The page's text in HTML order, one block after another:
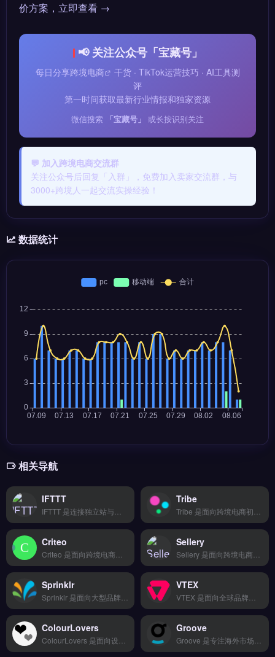
价方案，立即查看 →
📢 关注公众号「宝藏号」
每日分享跨境电商
干货 · TikTok运营技巧 · AI工具测
评
第一时间获取最新行业情报和独家资源
微信搜索 「宝藏号」 或长按识别关注
💬 加入跨境电商交流群
关注公众号后回复「入群」，免费加入卖家交流群，与
3000+跨境人一起交流实操经验！
数据统计
相关导航
IFTTT Tribe
Criteo Sellery
Sprinklr VTEX
ColourLovers Groove